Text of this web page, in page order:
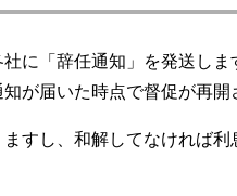
に「辞任通知」を発送しま
が届いた時点で督促が再開
すし、和解してなければ利